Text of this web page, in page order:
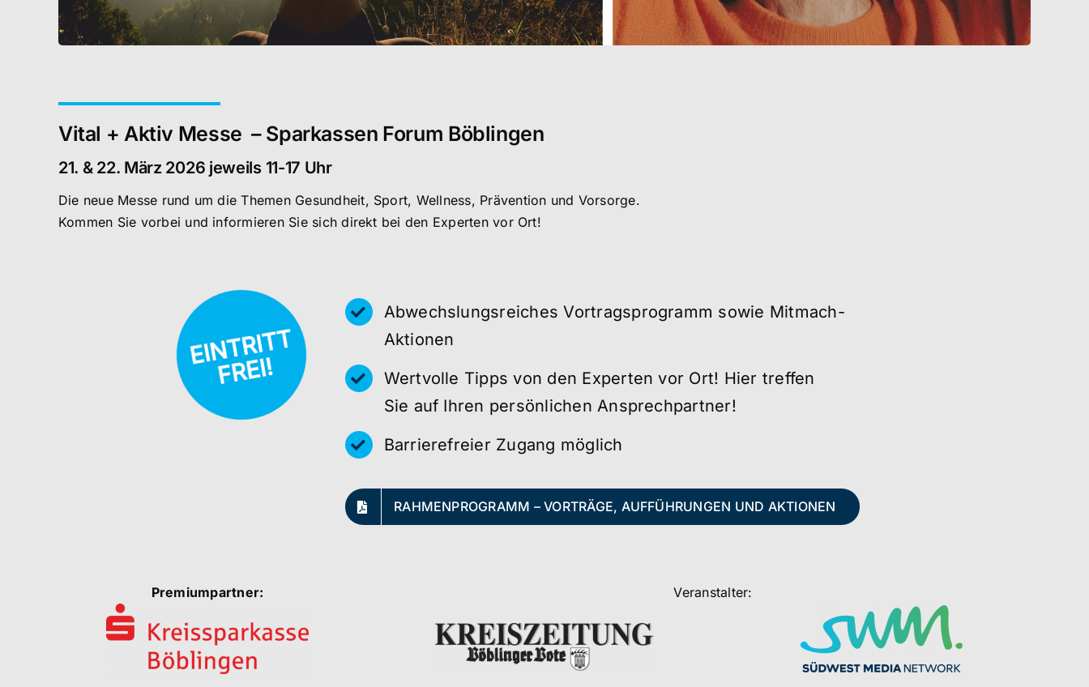
Vital + Aktiv Messe – Sparkassen Forum Böblingen
21. & 22. März 2026 jeweils 11-17 Uhr
Die neue Messe rund um die Themen Gesundheit, Sport, Wellness, Prävention und Vorsorge.
Kommen Sie vorbei und informieren Sie sich direkt bei den Experten vor Ort!
Abwechslungsreiches Vortragsprogramm sowie Mitmach-
Aktionen
Wertvolle Tipps von den Experten vor Ort! Hier treffen
Sie auf Ihren persönlichen Ansprechpartner!
Barrierefreier Zugang möglich
RAHMENPROGRAMM – VORTRÄGE, AUFFÜHRUNGEN UND AKTIONEN
Premiumpartner: Veranstalter: